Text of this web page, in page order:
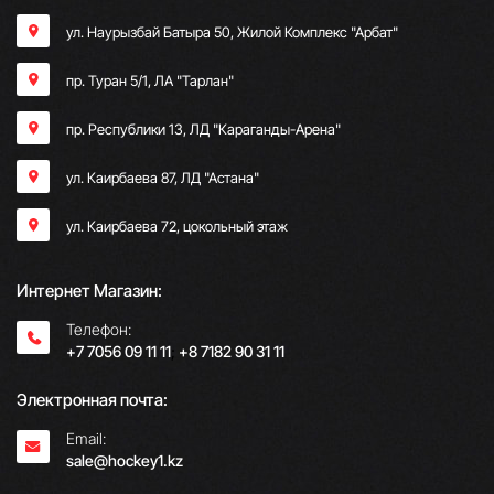
ул. Наурызбай Батыра 50, Жилой Комплекс "Арбат"
пр. Туран 5/1, ЛА "Тарлан"
пр. Республики 13, ​ЛД "Караганды-Арена"
ул. Каирбаева 87, ЛД "Астана"
ул. Каирбаева 72, цокольный этаж
Интернет Магазин:
Телефон:
+7 7056 09 11 11; +8 7182 90 31 11
Электронная почта:
Email:
sale@hockey1.kz